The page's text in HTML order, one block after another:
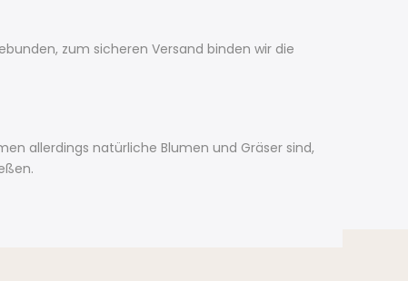
zum sicheren Versand binden wir die
allerdings natürliche Blumen und Gräser sind,